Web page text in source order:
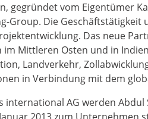
gegründet vom Eigentümer
Group. Die Geschäftstätigkeit
Das neue
Mittleren Osten und in
Landverkehr,
in Verbindung mit dem
international AG werden